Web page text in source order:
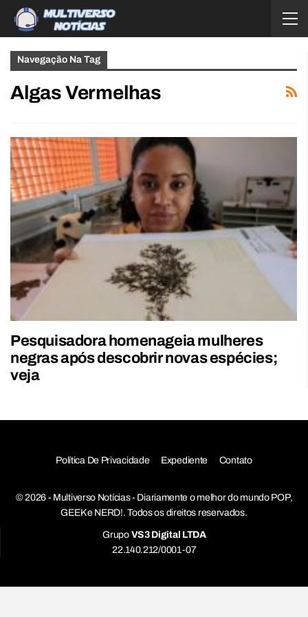
Navegação Na Tag
Algas Vermelhas
Pesquisadora homenageia mulheres
negras após descobrir novas espécies;
veja
Política De Privacidade Expediente Contato
© 2026 - Multiverso Notícias - Diariamente o melhor do mundo POP,
GEEK e NERD!. Todos os direitos reservados.
Grupo VS3 Digital LTDA
22.140.212/0001-07